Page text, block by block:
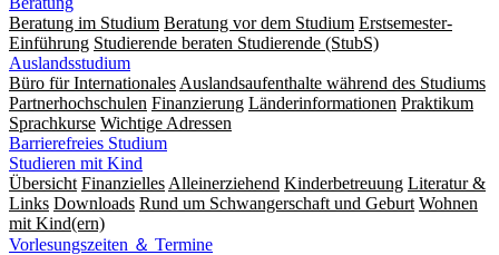
Beratung im Studium Beratung vor dem Studium Erstsemester-
Einführung Studierende beraten Studierende (StubS)
Auslandsstudium
Büro für Internationales Auslandsaufenthalte während des Studiums
Partnerhochschulen Finanzierung Länderinformationen Praktikum
Sprachkurse Wichtige Adressen
Barrierefreies Studium
Studieren mit Kind
Übersicht Finanzielles Alleinerziehend Kinderbetreuung Literatur &
Links Downloads Rund um Schwangerschaft und Geburt Wohnen
mit Kind(ern)
Vorlesungszeiten ＆ Termine